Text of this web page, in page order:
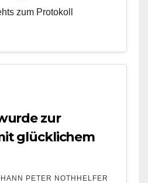
zum Protokoll
zur
glücklichem
PETER NOTHHELFER